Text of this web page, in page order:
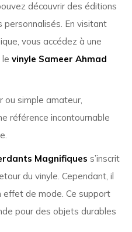
découvrir des éditions
En visitant
vous accédez à une
vinyle Sameer Ahmad
ou simple amateur,
référence incontournable
Magnifiques s’inscrit
du vinyle. Cependant, il
effet de mode. Ce support
pour des objets durables